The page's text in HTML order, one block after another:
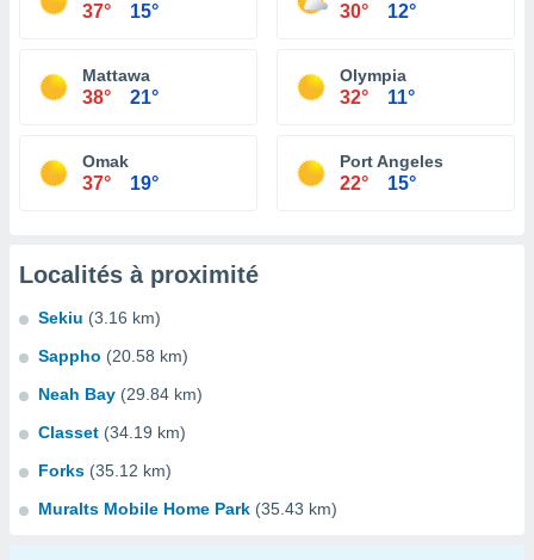
37° 15° 30° 12°
Mattawa
38° 21°
Olympia
32° 11°
Omak
37° 19°
Port Angeles
22° 15°
Localités à proximité
Sekiu (3.16 km)
Sappho (20.58 km)
Neah Bay (29.84 km)
Classet (34.19 km)
Forks (35.12 km)
Muralts Mobile Home Park (35.43 km)